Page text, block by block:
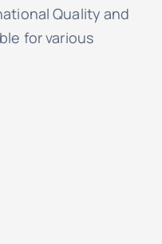
Quality and
for various